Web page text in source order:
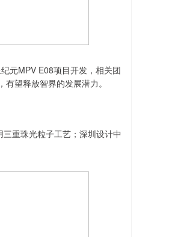
元MPV E08项目开发，相关团
望释放智界的发展潜力。
重珠光粒子工艺；深圳设计中